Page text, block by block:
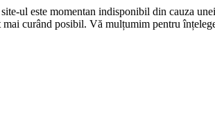
ul este momentan indisponibil din cauza
mai curând posibil. Vă mulțumim pentru